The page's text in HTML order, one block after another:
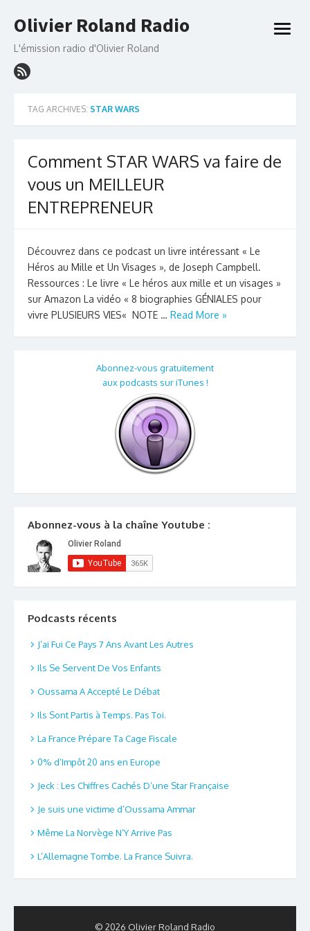
to
Olivier Roland Radio
L'émission radio d'Olivier Roland
open
TAG ARCHIVES: STAR WARS
Comment STAR WARS va faire de
vous un MEILLEUR
ENTREPRENEUR
Découvrez dans ce podcast un livre intéressant « Le
Héros au Mille et Un Visages », de Joseph Campbell.
Ressources : Le livre « Le héros aux mille et un visages »
sur Amazon La vidéo « 8 biographies GÉNIALES pour
vivre PLUSIEURS VIES« NOTE … Read More »
Abonnez-vous gratuitement
aux podcasts sur iTunes !
Abonnez-vous à la chaîne Youtube :
Podcasts récents
J’ai Fui Ce Pays 7 Ans Avant Les Autres
Ils Se Servent De Vos Enfants
Oussama A Accepté Le Débat
Ils Sont Partis à Temps. Pas Toi.
La France Prépare Ta Cage Fiscale
0% d’Impôt 20 ans en Europe
Jeck : Les Chiffres Cachés D’une Star Française
Je suis une victime d’Oussama Ammar
Même La Norvège N’Y Arrive Pas
L’Allemagne Tombe. La France Suivra.
© 2026 Olivier Roland Radio